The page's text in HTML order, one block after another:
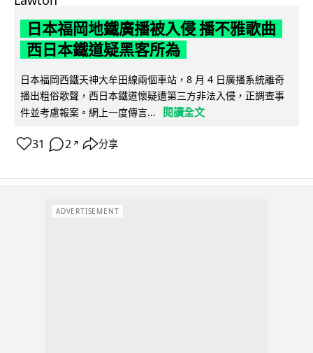
日本福岡地鐵廣播被入侵 播不雅歌曲
西日本鐵道疑黑客所為
日本福岡西鐵天神大牟田線兩個車站，8 月 4 日廣播系統離奇
播出粗俗歌聲，西日本鐵道懷疑遭第三方非法入侵，正調查事
件並考慮報案。網上一度傳言...
閱讀全文
31 2 ↗ 分享
ADVERTISEMENT